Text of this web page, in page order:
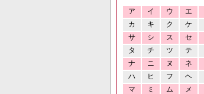
ア イ ウ エ
カ
キ ク ケ
サ
シ ス セ
タ
チ ツ テ
ナ
ニ ヌ ネ
ハ
ヒ フ ヘ
マ
ミ ム メ